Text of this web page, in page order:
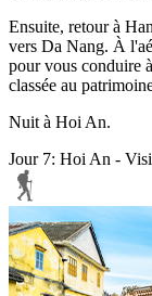
Ensuite, retour à
vers Da Nang. À
pour vous conduire
classée au
Nuit à Hoi An.
Jour 7: Hoi An -